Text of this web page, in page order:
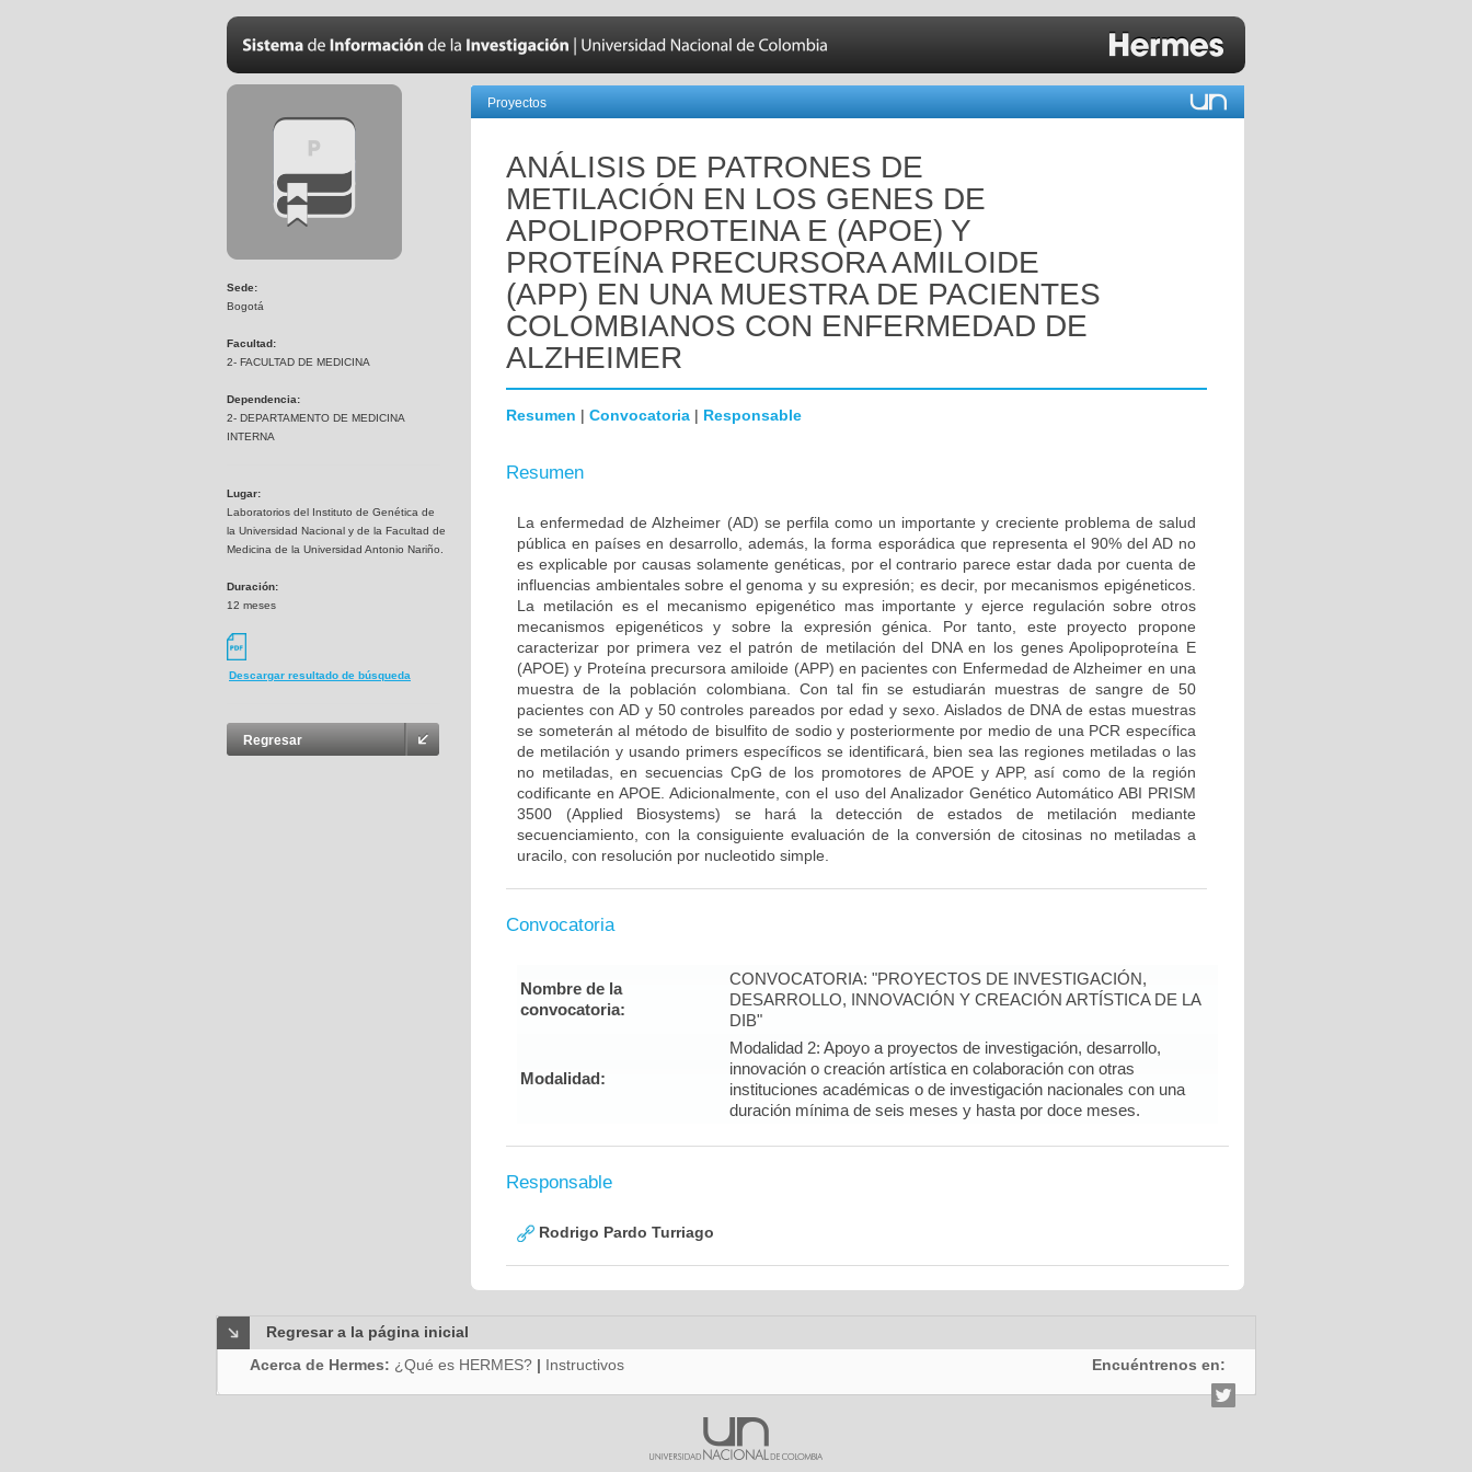
Sede:
Bogotá
Facultad:
2- FACULTAD DE MEDICINA
Dependencia:
2- DEPARTAMENTO DE MEDICINA
INTERNA
Lugar:
Laboratorios del Instituto de Genética de
la Universidad Nacional y de la Facultad de
Medicina de la Universidad Antonio Nariño.
Duración:
12 meses
Descargar resultado de búsqueda
Regresar
Proyectos
ANÁLISIS DE PATRONES DE
METILACIÓN EN LOS GENES DE
APOLIPOPROTEINA E (APOE) Y
PROTEÍNA PRECURSORA AMILOIDE
(APP) EN UNA MUESTRA DE PACIENTES
COLOMBIANOS CON ENFERMEDAD DE
ALZHEIMER
Resumen | Convocatoria | Responsable
Resumen
La enfermedad de Alzheimer (AD) se perfila como un importante y creciente problema de salud
pública en países en desarrollo, además, la forma esporádica que representa el 90% del AD no
es explicable por causas solamente genéticas, por el contrario parece estar dada por cuenta de
influencias ambientales sobre el genoma y su expresión; es decir, por mecanismos epigéneticos.
La metilación es el mecanismo epigenético mas importante y ejerce regulación sobre otros
mecanismos epigenéticos y sobre la expresión génica. Por tanto, este proyecto propone
caracterizar por primera vez el patrón de metilación del DNA en los genes Apolipoproteína E
(APOE) y Proteína precursora amiloide (APP) en pacientes con Enfermedad de Alzheimer en una
muestra de la población colombiana. Con tal fin se estudiarán muestras de sangre de 50
pacientes con AD y 50 controles pareados por edad y sexo. Aislados de DNA de estas muestras
se someterán al método de bisulfito de sodio y posteriormente por medio de una PCR específica
de metilación y usando primers específicos se identificará, bien sea las regiones metiladas o las
no metiladas, en secuencias CpG de los promotores de APOE y APP, así como de la región
codificante en APOE. Adicionalmente, con el uso del Analizador Genético Automático ABI PRISM
3500 (Applied Biosystems) se hará la detección de estados de metilación mediante
secuenciamiento, con la consiguiente evaluación de la conversión de citosinas no metiladas a
uracilo, con resolución por nucleotido simple.
Convocatoria
Nombre de la
convocatoria:
CONVOCATORIA: "PROYECTOS DE INVESTIGACIÓN,
DESARROLLO, INNOVACIÓN Y CREACIÓN ARTÍSTICA DE LA
DIB"
Modalidad:
Modalidad 2: Apoyo a proyectos de investigación, desarrollo,
innovación o creación artística en colaboración con otras
instituciones académicas o de investigación nacionales con una
duración mínima de seis meses y hasta por doce meses.
Responsable
Rodrigo Pardo Turriago
Regresar a la página inicial
Acerca de Hermes: ¿Qué es HERMES? | Instructivos Encuéntrenos en: